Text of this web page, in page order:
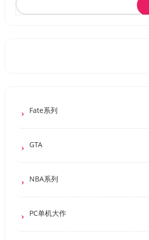
Fate系列
GTA
NBA系列
PC单机大作